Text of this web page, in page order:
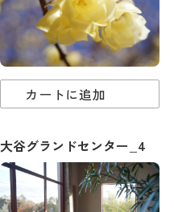
カートに追加
大谷グランドセンター_4